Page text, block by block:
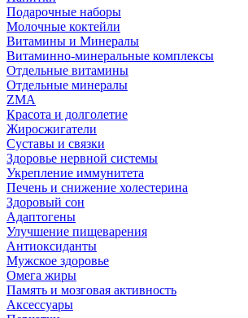
Подарочные наборы
Молочные коктейли
Витамины и Минералы
Витаминно-минеральные комплексы
Отдельные витамины
Отдельные минералы
ZMA
Красота и долголетие
Жиросжигатели
Суставы и связки
Здоровье нервной системы
Укрепление иммунитета
Печень и снижение холестерина
Здоровый сон
Адаптогены
Улучшение пищеварения
Антиоксиданты
Мужское здоровье
Омега жиры
Память и мозговая активность
Аксессуары